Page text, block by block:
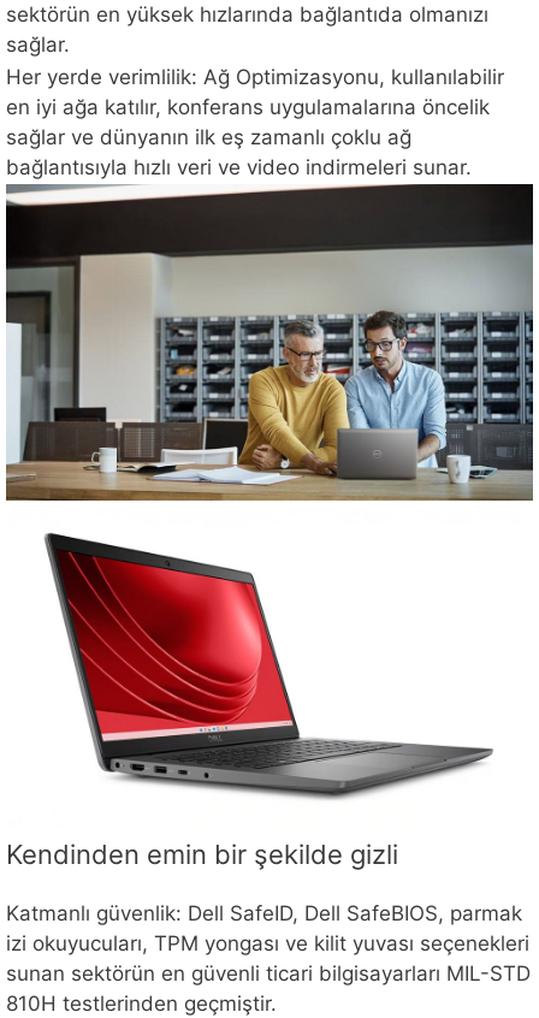
sektörün en yüksek hızlarında bağlantıda olmanızı
sağlar.
Her yerde verimlilik: Ağ Optimizasyonu, kullanılabilir
en iyi ağa katılır, konferans uygulamalarına öncelik
sağlar ve dünyanın ilk eş zamanlı çoklu ağ
bağlantısıyla hızlı veri ve video indirmeleri sunar.
Kendinden emin bir şekilde gizli
Katmanlı güvenlik: Dell SafeID, Dell SafeBIOS, parmak
izi okuyucuları, TPM yongası ve kilit yuvası seçenekleri
sunan sektörün en güvenli ticari bilgisayarları MIL-STD
810H testlerinden geçmiştir.